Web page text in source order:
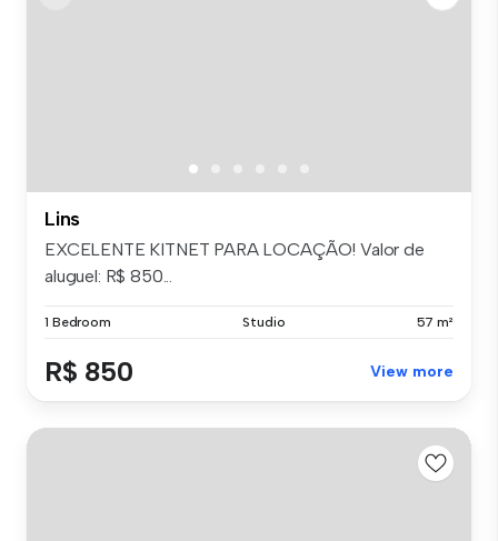
Lins
EXCELENTE KITNET PARA LOCAÇÃO! Valor de
aluguel: R$ 850...
1 Bedroom Studio 57 m²
R$ 850 View more